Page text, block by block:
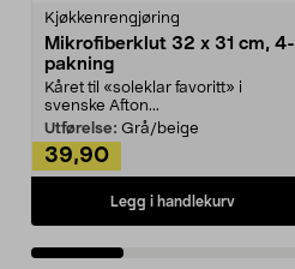
Kjøkkenrengjøring
Mikrofiberklut 32 x 31 cm, 4-
pakning
Kåret til «soleklar favoritt» i
svenske Afton...
Utførelse: Grå/beige
39,90
Legg i handlekurv